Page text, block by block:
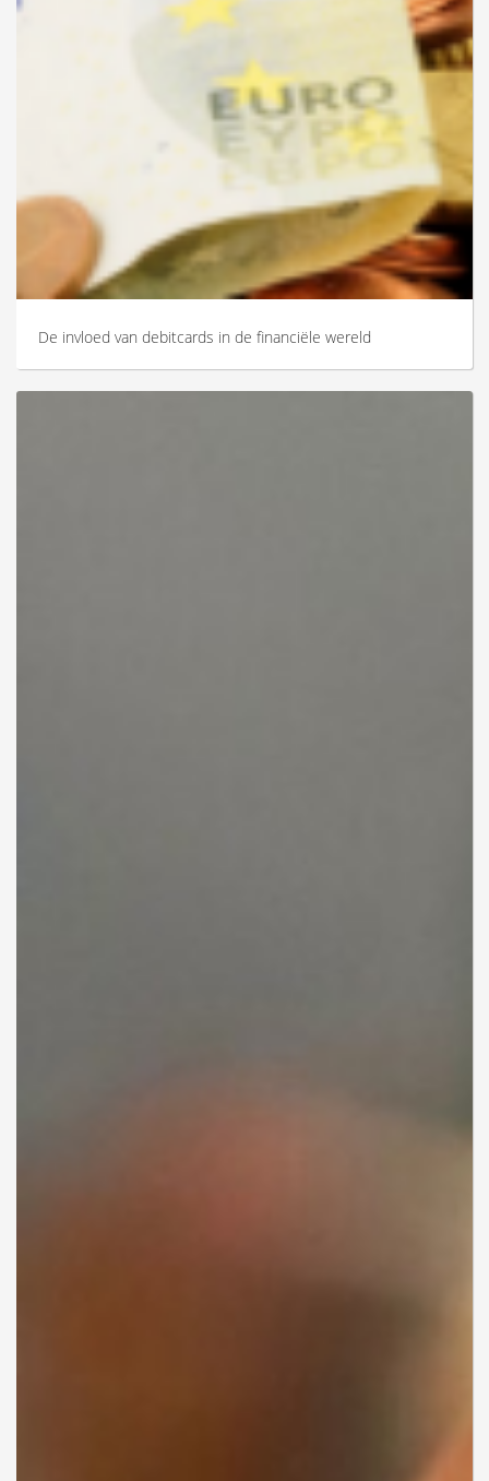
De invloed van debitcards in de financiële wereld